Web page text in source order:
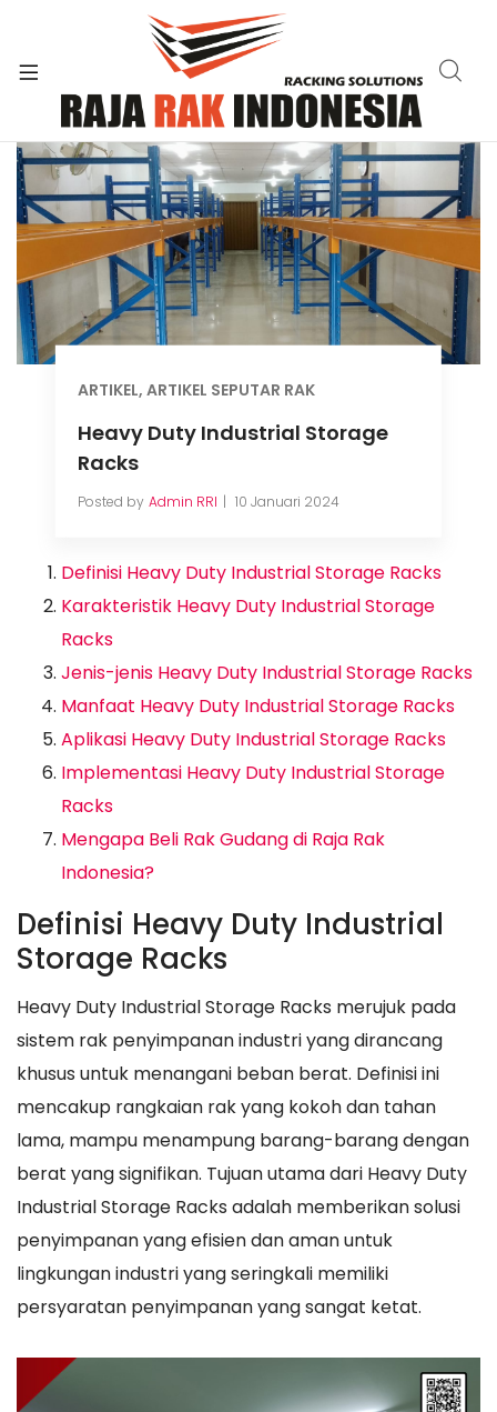
ARTIKEL, ARTIKEL SEPUTAR RAK
Heavy Duty Industrial Storage
Racks
Posted by Admin RRI 10 Januari 2024
Definisi Heavy Duty Industrial Storage Racks
Karakteristik Heavy Duty Industrial Storage
Racks
Jenis-jenis Heavy Duty Industrial Storage Racks
Manfaat Heavy Duty Industrial Storage Racks
Aplikasi Heavy Duty Industrial Storage Racks
Implementasi Heavy Duty Industrial Storage
Racks
Mengapa Beli Rak Gudang di Raja Rak
Indonesia?
Definisi Heavy Duty Industrial
Storage Racks
Heavy Duty Industrial Storage Racks merujuk pada
sistem rak penyimpanan industri yang dirancang
khusus untuk menangani beban berat. Definisi ini
mencakup rangkaian rak yang kokoh dan tahan
lama, mampu menampung barang-barang dengan
berat yang signifikan. Tujuan utama dari Heavy Duty
Industrial Storage Racks adalah memberikan solusi
penyimpanan yang efisien dan aman untuk
lingkungan industri yang seringkali memiliki
persyaratan penyimpanan yang sangat ketat.